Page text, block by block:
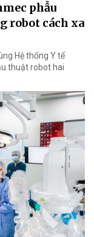
phẫu
robot cách xa
Hệ thống Y tế
thuật robot hai